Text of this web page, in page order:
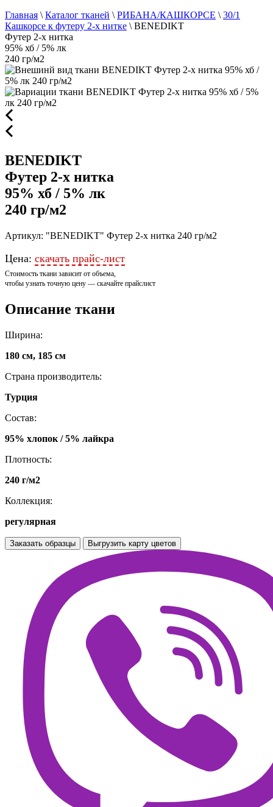
Главная \ Каталог тканей \ РИБАНА/КАШКОРСЕ \ 30/1
Кашкорсе к футеру 2-х нитке \ BENEDIKT
Футер 2-х нитка
95% хб / 5% лк
240 гр/м2
BENEDIKT
Футер 2-х нитка
95% хб / 5% лк
240 гр/м2
Артикул: "BENEDIKT" Футер 2-х нитка 240 гр/м2
Цена: скачать прайс-лист
Стоимость ткани зависит от объема,
чтобы узнать точную цену — скачайте прайслист
Описание ткани
Ширина:
180 см, 185 см
Страна производитель:
Турция
Состав:
95% хлопок / 5% лайкра
Плотность:
240 г/м2
Коллекция:
регулярная
Заказать образцы Выгрузить карту цветов